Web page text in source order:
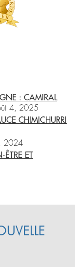
: CAMIRAL
4, 2025
CHIMICHURRI
2024
ÊTRE ET